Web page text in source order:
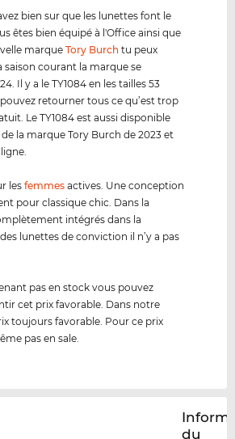
bien sur que les lunettes font le
êtes bien équipé à l'Office ainsi que
marqueTory Burch tu peux
courant la marque se
Il y a le TY1084 en les tailles 53
retourner tous ce qu’est trop
Le TY1084 est aussi disponible
la marque Tory Burch de 2023 et
lesfemmes actives. Une conception
pour classique chic. Dans la
intégrés dans la
lunettes de conviction il n’y a pas
pas en stock vous pouvez
cet prix favorable. Dans notre
toujours favorable. Pour ce prix
pas en sale.
du